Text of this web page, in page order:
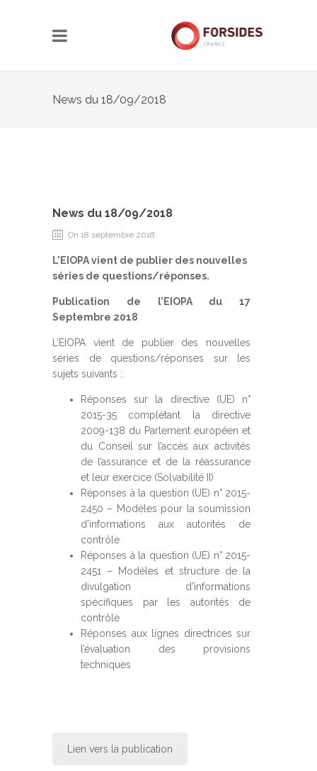
News du 18/09/2018
News du 18/09/2018
On 18 septembre 2018
L’EIOPA vient de publier des nouvelles
séries de questions/réponses.
Publication de l’EIOPA du 17
Septembre 2018
L’EIOPA vient de publier des nouvelles
séries de questions/réponses sur les
sujets suivants :
Réponses sur la directive (UE) n°
2015-35 complétant la directive
2009-138 du Parlement européen et
du Conseil sur l’accès aux activités
de l’assurance et de la réassurance
et leur exercice (Solvabilité II)
Réponses à la question (UE) n° 2015-
2450 – Modèles pour la soumission
d’informations aux autorités de
contrôle
Réponses à la question (UE) n° 2015-
2451 – Modèles et structure de la
divulgation d’informations
spécifiques par les autorités de
contrôle
Réponses aux lignes directrices sur
l’évaluation des provisions
techniques
Lien vers la publication